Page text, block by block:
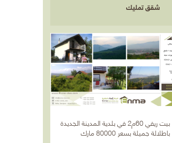
شقق تمليك
بيت ريفي 60م2 في بلدية المدينة الجديدة
باطلالة جميلة بسعر 80000 مارك